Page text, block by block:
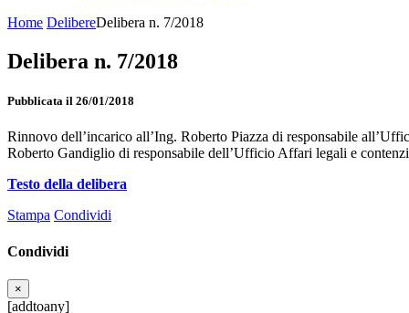
Home DelibereDelibera n. 7/2018
Delibera n. 7/2018
Pubblicata il 26/01/2018
Rinnovo dell’incarico all’Ing. Roberto Piazza di responsabile
Roberto Gandiglio di responsabile dell’Ufficio Affari legali e
Testo della delibera
Stampa Condividi
Condividi
×
[addtoany]